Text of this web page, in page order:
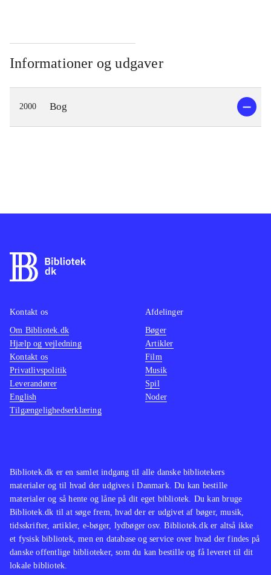
Informationer og udgaver
2000 Bog
Bibliotek.dk er en samlet indgang til alle danske bibliotekers
materialer og til hvad der udgives i Danmark. Du kan bestille
materialer og så hente og låne på dit eget bibliotek. Du kan bruge
Bibliotek.dk til at søge frem, hvad der er udgivet af bøger, musik,
tidsskrifter, artikler, e-bøger, lydbøger osv. Bibliotek.dk er altså ikke
et fysisk bibliotek, men en database og service over hvad der findes på
danske offentlige biblioteker, som du kan bestille og få leveret til dit
lokale bibliotek.
Kontakt os
Om Bibliotek.dk
Hjælp og vejledning
Kontakt os
Privatlivspolitik
Leverandører
English
Tilgængelighedserklæring
Afdelinger
Bøger
Artikler
Film
Musik
Spil
Noder